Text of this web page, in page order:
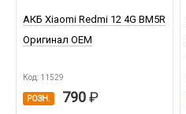
АКБ Xiaomi Redmi 12 4G BM5R
Оригинал OEM
Код: 11529
РОЗН. 790